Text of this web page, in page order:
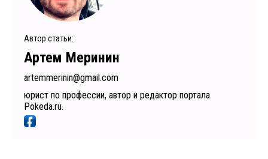
Автор статьи:
Артем Меринин
artemmerinin@gmail.com
юрист по профессии, автор и редактор портала
Pokeda.ru.